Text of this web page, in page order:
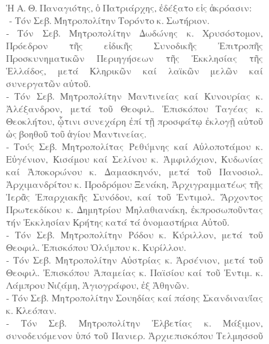
Ἡ Α. Θ. Παναγιότης, ὁ Πατριάρχης, ἐδέξατο εἰς ἀκρόασιν:
- Τόν Σεβ. Μητροπολίτην Τορόντο κ. Σωτήριον.
- Τόν Σεβ. Μητροπολίτην Δωδώνης κ. Χρυσόστομον,
Πρόεδρον τῆς εἰδικῆς Συνοδικῆς Ἐπιτροπῆς
Προσκυνηματικῶν Περιηγήσεων τῆς Ἐκκλησίας τῆς
Ἑλλάδος, μετά Κληρικῶν καί λαϊκῶν μελῶν καί
συνεργατῶν αὐτοῦ.
- Τόν Σεβ. Μητροπολίτην Μαντινείας καί Κυνουρίας κ.
Ἀλέξανδρον, μετά τοῦ Θεοφιλ. Ἐπισκόπου Ταγέας κ.
Θεοκλήτου, ᾧτινι συνεχάρη ἐπί τῇ προσφάτῳ ἐκλογῇ αὐτοῦ
ὡς βοηθοῦ τοῦ ἁγίου Μαντινείας.
- Τούς Σεβ. Μητροπολίτας Ρεθύμνης καί Αὐλοποτάμου κ.
Εὐγένιον, Κισάμου καί Σελίνου κ. Ἀμφιλόχιον, Κυδωνίας
καί Ἀποκορώνου κ. Δαμασκηνόν, μετά τοῦ Πανοσιολ.
Ἀρχιμανδρίτου κ. Προδρόμου Ξενάκη, Ἀρχιγραμματέως τῆς
Ἱερᾶς Ἐπαρχιακῆς Συνόδου, καί τοῦ Ἐντιμολ. Ἄρχοντος
Πρωτεκδίκου κ. Δημητρίου Μηλαθιανάκη, ἐκπροσωποῦντας
τήν Ἐκκλησίαν Κρήτης κατά τά ὀνομαστήρια Αὐτοῦ.
- Τόν Σεβ. Μητροπολίτην Ρόδου κ. Κύριλλον, μετά τοῦ
Θεοφιλ. Ἐπισκόπου Ὀλύμπου κ. Κυρίλλου.
- Τόν Σεβ. Μητροπολίτην Αὐστρίας κ. Ἀρσένιον, μετά τοῦ
Θεοφιλ. Ἐπισκόπου Ἀπαμείας κ. Παϊσίου καί τοῦ Ἐντιμ. κ.
Λάμπρου Νιζάμη, Ἁγιογράφου, ἐξ Ἀθηνῶν.
- Τόν Σεβ. Μητροπολίτην Σουηδίας καί πάσης Σκανδιναυΐας
κ. Κλεόπαν.
- Τόν Σεβ. Μητροπολίτην Ἑλβετίας κ. Μάξιμον,
συνοδευόμενον ὑπό τοῦ Πανιερ. Ἀρχιεπισκόπου Τελμησσοῦ